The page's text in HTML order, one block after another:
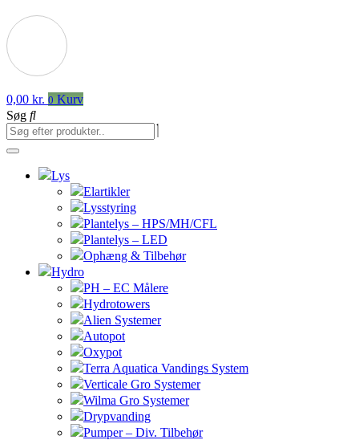
0,00 kr. 0 Kurv
Søg
Lys
Elartikler
Lysstyring
Plantelys – HPS/MH/CFL
Plantelys – LED
Ophæng & Tilbehør
Hydro
PH – EC Målere
Hydrotowers
Alien Systemer
Autopot
Oxypot
Terra Aquatica Vandings System
Verticale Gro Systemer
Wilma Gro Systemer
Drypvanding
Pumper – Div. Tilbehør